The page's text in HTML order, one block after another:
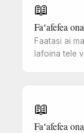
📖
Faʻafefea
Faatasi ai
lafoina tele
📖
Faʻafefea